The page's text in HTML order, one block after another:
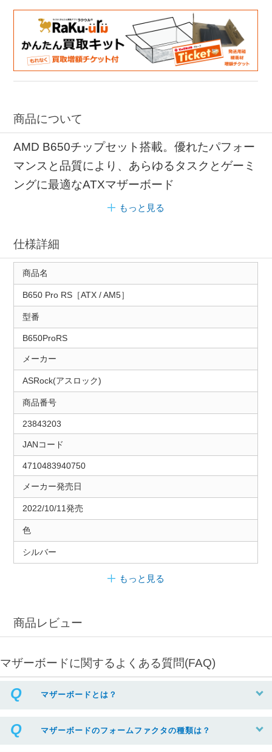
商品について
AMD B650チップセット搭載。優れたパフォー
マンスと品質により、あらゆるタスクとゲーミ
ングに最適なATXマザーボード
もっと見る
仕様詳細
商品名
B650 Pro RS［ATX / AM5］
型番
B650ProRS
メーカー
ASRock(アスロック)
商品番号
23843203
JANコード
4710483940750
メーカー発売日
2022/10/11発売
色
シルバー
もっと見る
商品レビュー
マザーボードに関するよくある質問(FAQ)
マザーボードとは？
マザーボードのフォームファクタの種類は？